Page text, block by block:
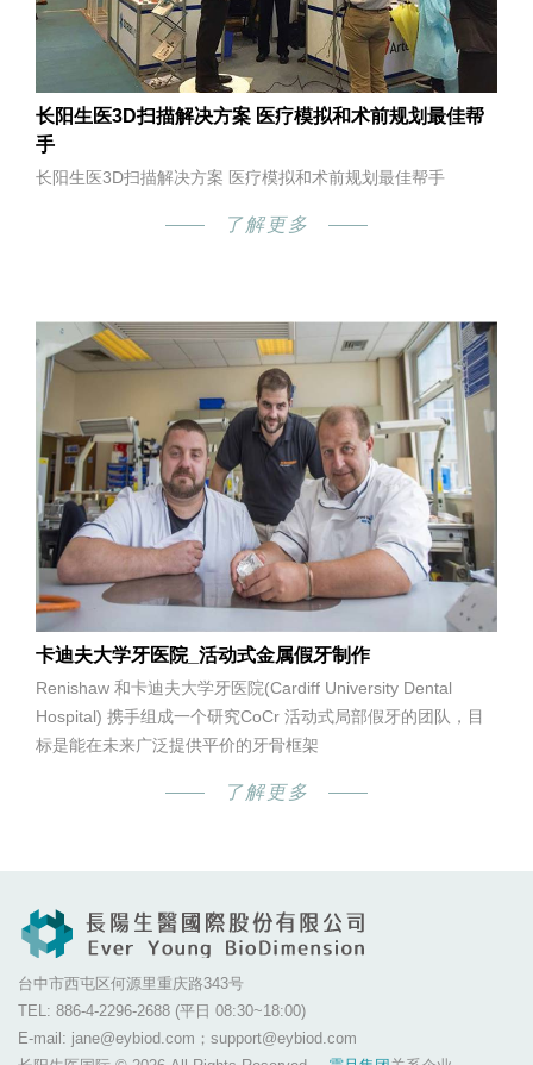
长阳生医3D扫描解决方案 医疗模拟和术前规划最佳帮
手
长阳生医3D扫描解决方案 医疗模拟和术前规划最佳帮手
了解更多
卡迪夫大学牙医院_活动式金属假牙制作
Renishaw 和卡迪夫大学牙医院(Cardiff University Dental
Hospital) 携手组成一个研究CoCr 活动式局部假牙的团队，目
标是能在未来广泛提供平价的牙骨框架
了解更多
台中市西屯区何源里重庆路343号
TEL: 886-4-2296-2688 (平日 08:30~18:00)
E-mail: jane@eybiod.com；support@eybiod.com